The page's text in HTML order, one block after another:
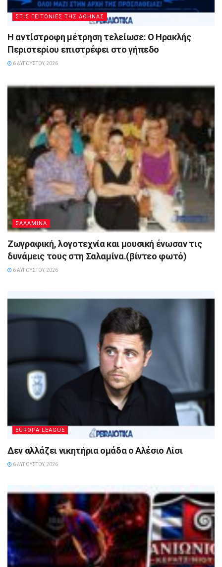
ΣΤΙΣ ΓΕΙΤΟΝΙΕΣ ΤΗΣ ΑΘΗΝΑΣ
Η αντίστροφη μέτρηση τελείωσε: Ο Ηρακλής
Περιστερίου επιστρέφει στο γήπεδο
6 ΑΥΓΟΎΣΤΟΥ, 2026
ΣΑΛΑΜΙΝΑ
Ζωγραφική, λογοτεχνία και μουσική ένωσαν τις
δυνάμεις τους στη Σαλαμίνα.(βίντεο φωτό)
6 ΑΥΓΟΎΣΤΟΥ, 2026
EUROPA LEAGUE
Δεν αλλάζει νικητήρια ομάδα ο Αλέσιο Λίσι
6 ΑΥΓΟΎΣΤΟΥ, 2026